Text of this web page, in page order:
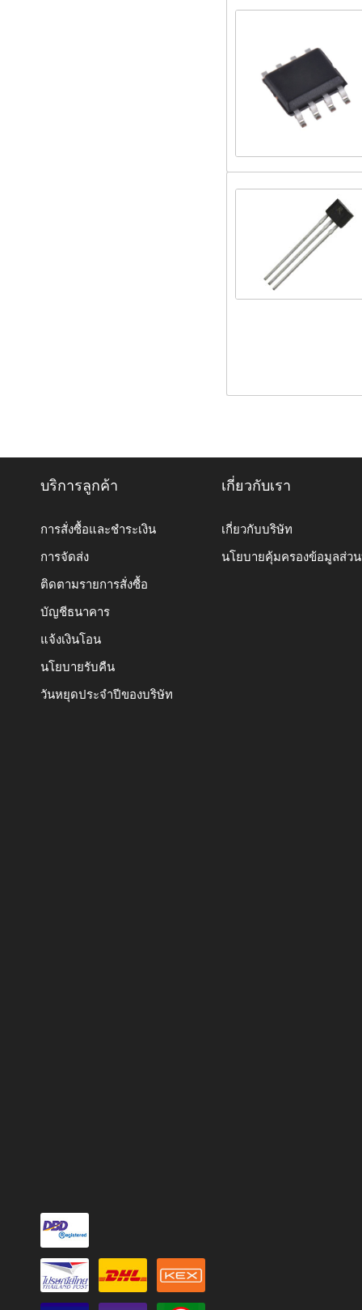
บริการลูกค้า
การสั่งซื้อและชำระเงิน
การจัดส่ง
ติดตามรายการสั่งซื้อ
บัญชีธนาคาร
แจ้งเงินโอน
นโยบายรับคืน
วันหยุดประจำปีของบริษัท
เกี่ยวกับเรา
เกี่ยวกับบริษัท
นโยบายคุ้มครองข้อมูลส่ว